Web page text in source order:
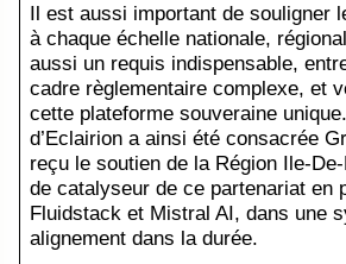
Il est aussi important de souligner
à chaque échelle nationale,
aussi un requis indispensable,
cadre règlementaire complexe, et
cette plateforme souveraine
d’Eclairion a ainsi été consacrée
reçu le soutien de la Région Ile-
de catalyseur de ce partenariat en
Fluidstack et Mistral AI, dans une
alignement dans la durée.